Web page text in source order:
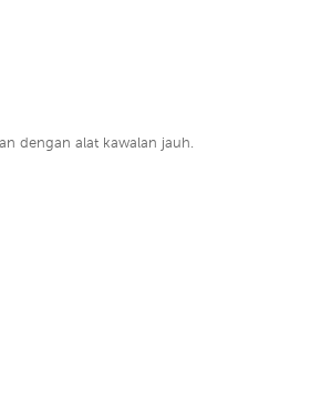
dengan alat kawalan jauh.